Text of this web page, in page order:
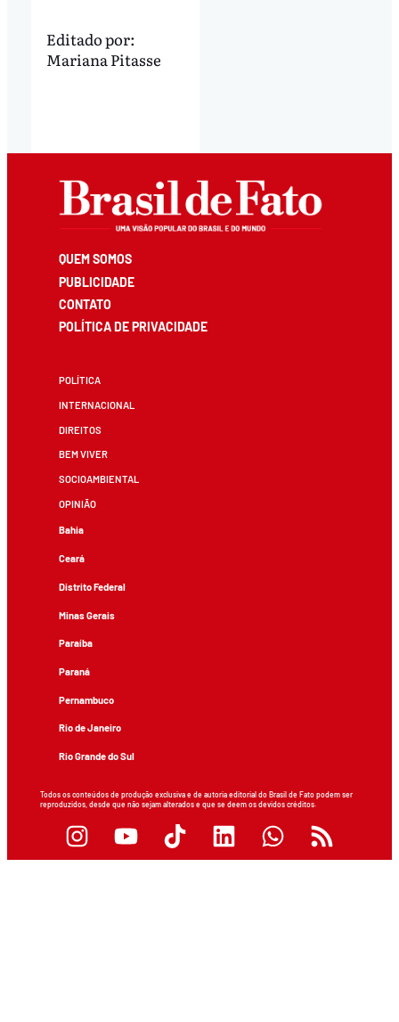
Editado por:
Mariana Pitasse
QUEM SOMOS
PUBLICIDADE
CONTATO
POLÍTICA DE PRIVACIDADE
POLÍTICA
INTERNACIONAL
DIREITOS
BEM VIVER
SOCIOAMBIENTAL
OPINIÃO
Bahia
Ceará
Distrito Federal
Minas Gerais
Paraíba
Paraná
Pernambuco
Rio de Janeiro
Rio Grande do Sul
Todos os conteúdos de produção exclusiva e de autoria editorial do Brasil de Fato podem ser
reproduzidos, desde que não sejam alterados e que se deem os devidos créditos.